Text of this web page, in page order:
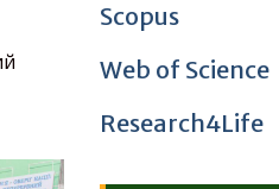
Scopus
Web of Science
Research4Life